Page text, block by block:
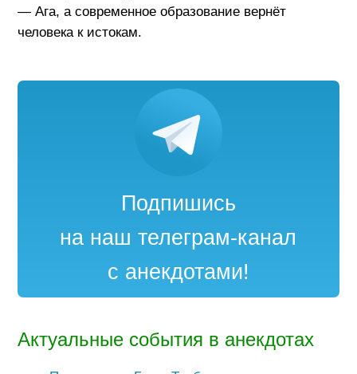
— Ага, а современное образование вернёт
человека к истокам.
Подпишись
на наш телеграм-канал
с анекдотами!
Актуальные события в анекдотах